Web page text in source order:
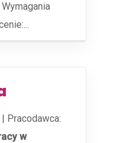
| Pracodawca:
w